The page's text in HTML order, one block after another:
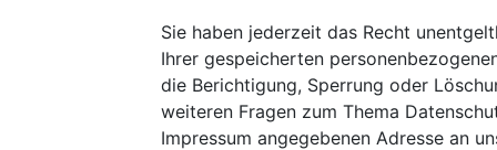
Sie haben jederzeit das Recht
Ihrer gespeicherten
die Berichtigung, Sperrung oder
weiteren Fragen zum Thema
Impressum angegebenen Adresse an